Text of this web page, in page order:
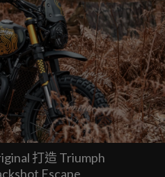
打造 Triumph
Escape